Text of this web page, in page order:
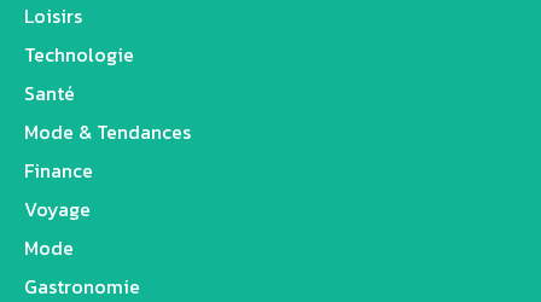
Loisirs
Technologie
Santé
Mode & Tendances
Finance
Voyage
Mode
Gastronomie